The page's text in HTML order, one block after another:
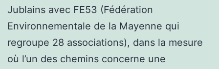
Jublains avec FE53 (Fédération
Environnementale de la Mayenne qui
regroupe 28 associations), dans la mesure
où l’un des chemins concerne une